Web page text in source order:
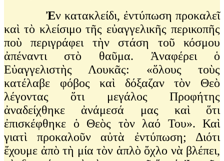
Ἐν κατακλείδι, ἐντύπωση προκαλεῖ
καὶ τὸ κλείσιμο τῆς εὐαγγελικῆς περικοπῆς
ποὺ περιγράφει τὴν στάση τοῦ κόσμου
ἀπέναντι στὸ θαῦμα. Ἀναφέρει ὁ
Εὐαγγελιστὴς Λουκᾶς: «ὅλους τοὺς
κατέλαβε φόβος καὶ δόξαζαν τὸν Θεὸ
λέγοντας ὅτι μεγάλος Προφήτης
ἀναδείχθηκε ἀνάμεσά μας καὶ ὅτι
ἐπισκέφθηκε ὁ Θεὸς τὸν λαό Του». Καὶ
γιατὶ προκαλοῦν αὐτὰ ἐντύπωση; Διότι
ἔχουμε ἀπὸ τὴ μία τὸν ἁπλὸ ὄχλο νὰ βλέπει,